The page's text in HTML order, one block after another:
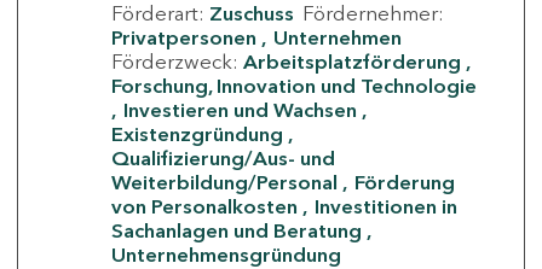
Förderart: Zuschuss Fördernehmer:
Privatpersonen
Unternehmen
Förderzweck: Arbeitsplatzförderung
Forschung, Innovation und Technologie
Investieren und Wachsen
Existenzgründung
Qualifizierung/Aus- und
Weiterbildung/Personal
Förderung
von Personalkosten
Investitionen in
Sachanlagen und Beratung
Unternehmensgründung